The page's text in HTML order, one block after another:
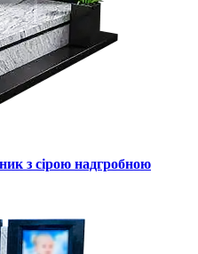
з сірою надгробною